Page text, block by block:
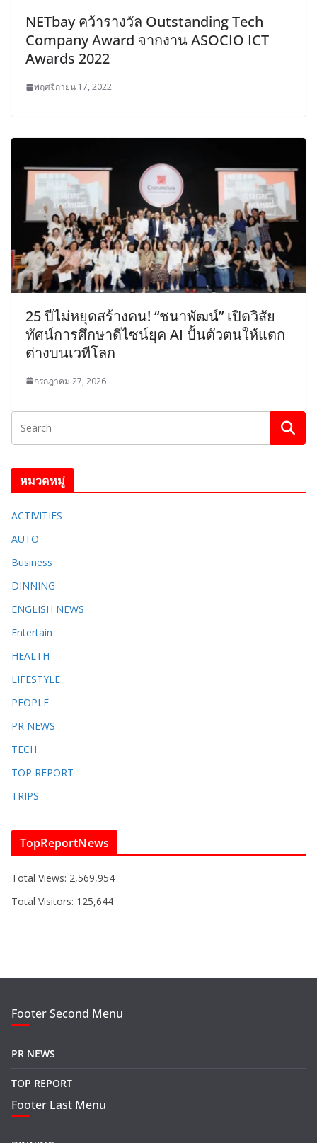
NETbay คว้ารางวัล Outstanding Tech
Company Award จากงาน ASOCIO ICT
Awards 2022
พฤศจิกายน 17, 2022
25 ปีไม่หยุดสร้างคน! “ชนาพัฒน์” เปิดวิสัย
ทัศน์การศึกษาดีไซน์ยุค AI ปั้นตัวตนให้แตก
ต่างบนเวทีโลก
กรกฎาคม 27, 2026
หมวดหมู่
ACTIVITIES
AUTO
Business
DINNING
ENGLISH​ NEWS
Entertain
HEALTH
LIFESTYLE
PEOPLE
PR NEWS
TECH
TOP REPORT
TRIPS
TopReportNews
Total Views: 2,569,954
Total Visitors: 125,644
Footer Second Menu
PR NEWS
TOP REPORT
Footer Last Menu